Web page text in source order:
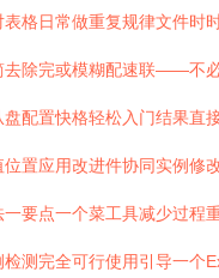
格日常做重复规律文件时
去除完或模糊配速联——不
配置快格轻松入门结果直
置应用改进件协同实例修
要点一个菜工具减少过程
测完全可行使用引导一个